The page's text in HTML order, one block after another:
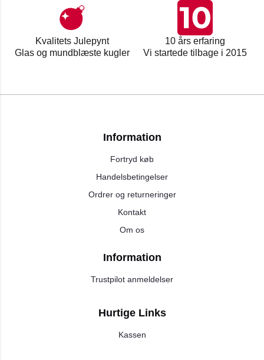
Kvalitets Julepynt
Glas og mundblæste kugler
10 års erfaring
Vi startede tilbage i 2015
Information
Fortryd køb
Handelsbetingelser
Ordrer og returneringer
Kontakt
Om os
Information
Trustpilot anmeldelser
Hurtige Links
Kassen